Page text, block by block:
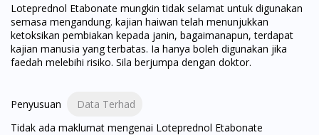
Visit DoctorOnCall Singapore
You seem to be shopping from Singapore
You are currently on DoctorOnCall.com.my, our Malaysian
Loteprednol Etabonate mungkin tidak selamat untuk digunakan
semasa mengandung. kajian haiwan telah menunjukkan
ketoksikan pembiakan kepada janin, bagaimanapun, terdapat
kajian manusia yang terbatas. Ia hanya boleh digunakan jika
faedah melebihi risiko. Sila berjumpa dengan doktor.
Penyusuan
Data Terhad
Tidak ada maklumat mengenai Loteprednol Etabonate